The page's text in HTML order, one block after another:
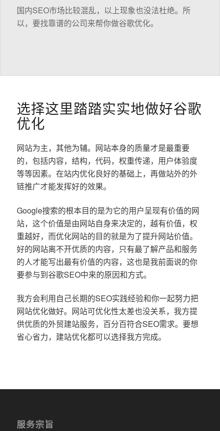
国内SEO市场比较混乱，以上现象也没法杜绝。所
以，要找靠谱的公司来帮你做谷歌优化。
选择这里踏踏实实地做好谷歌
优化
网站为主，其他为辅。网站本身的质量才是最重要
的，包括内容，结构，代码，权重传递，用户体验度
等等因素。在站内优化良好的基础上，再做站外的外
链推广才能发挥好的效果。
Google搜索的根本目的是为它的用户呈现有价值的网
站，这个价值是由网站自身来决定的，越有价值，权
重越好，而优化网站的目的就是为了提升网站价值。
好的网站离不开优质的内容，只有最了解产品和服务
的人才能写出最有价值的内容，这也是我前面说的你
要参与到谷歌SEO中来的原因和方式。
我方会利用自己长期的SEO实践经验和你一起努力把
网站优化做好。网站可优化性太差也没关系，我方提
供优质的外贸建站服务，百分百符合SEO需求。要想
省心省力，建站优化都可以选择我方完成。
服务宗旨